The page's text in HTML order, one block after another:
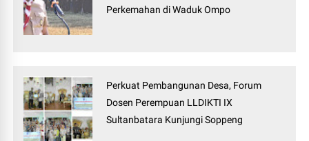
Perkemahan di Waduk Ompo
Perkuat Pembangunan Desa, Forum
Dosen Perempuan LLDIKTI IX
Sultanbatara Kunjungi Soppeng